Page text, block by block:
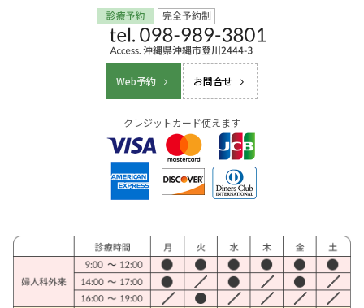
Web予約 お問合せ
クレジットカード使えます